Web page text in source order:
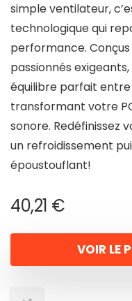
simple ventilateur,
technologique qui
performance.
passionnés
équilibre parfait entre
transformant votre
sonore. Redéfinissez
un refroidissement
époustouflant!
40,21 €
VOIR LE